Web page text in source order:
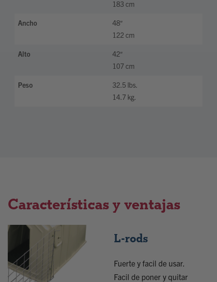
183 cm
Ancho
48″
122 cm
Alto
42″
107 cm
Peso
32.5 lbs.
14.7 kg.
Características y ventajas
L-rods
Fuerte y facil de usar.
Facil de poner y quitar